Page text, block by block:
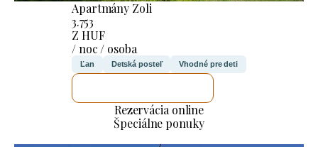
Apartmány Zoli
3.753
Z HUF
/ noc / osoba
Ľan Detská posteľ Vhodné pre deti
Rezervácia online
Špeciálne ponuky